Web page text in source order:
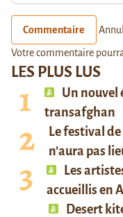
LES PLUS LUS
Un nouvel
transafghan
Le festival
n’aura pas
Les
accueillis en
Desert
Commentaire
Votre commentaire